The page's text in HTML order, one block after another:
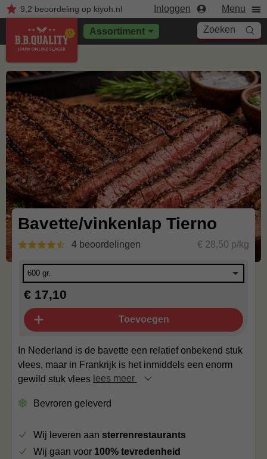
9,2 beoordelingop kiyoh.nl Inloggen Menu
Assortiment Zoeken
Bavette/vinkenlap Tierno
4 beoordelingen € 28,50 p/kg
In Nederland is de bavette een relatief onbekend stuk
vlees, maar in Frankrijk is het inmiddels een enorm
gewild stuk vlees lees meer
Bevroren geleverd
€ 17,10
Toevoegen
Wij leveren aan sterrenrestaurants
Wij gaan voor 100% tevredenheid